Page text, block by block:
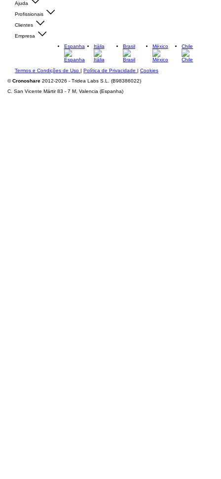
Ajuda
Profissionais
Clientes
Empresa
Espanha
Itália Brasil México Chile
Termos e Condições de Uso | Política de Privacidade | Cookies
©Cronoshare 2012-2026 - Tridea Labs S.L. (B98386022)
C. San Vicente Mártir 83 - 7 M, Valencia (Espanha)